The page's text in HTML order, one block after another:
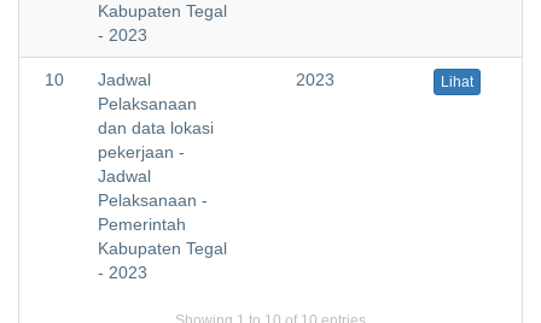
Kabupaten Tegal
- 2023
10
Jadwal
Pelaksanaan
dan data lokasi
pekerjaan -
Jadwal
Pelaksanaan -
Pemerintah
Kabupaten Tegal
- 2023
2023 Lihat